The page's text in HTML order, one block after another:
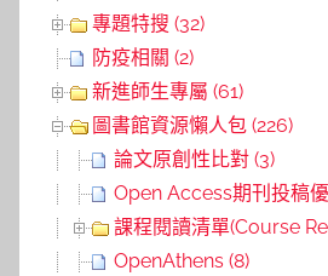
專題特搜 (32)
防疫相關 (2)
新進師生專屬 (61)
圖書館資源懶人包 (226)
論文原創性比對 (3)
Open Access期刊投稿
課程閱讀清單(Course
OpenAthens (8)